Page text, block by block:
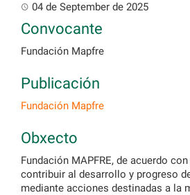
04 de September de 2025
Convocante
Fundación Mapfre
Publicación
Fundación Mapfre
Obxecto
Fundación MAPFRE, de acuerdo
contribuir al desarrollo y progreso
mediante acciones destinadas a la